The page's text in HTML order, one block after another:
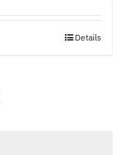
Details